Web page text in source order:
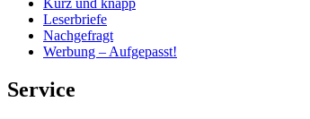
Kurz und knapp
Leserbriefe
Nachgefragt
Werbung – Aufgepasst!
Service